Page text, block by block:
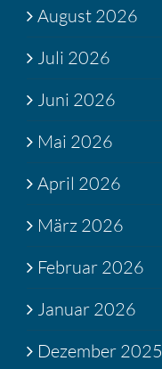
August 2026
Juli 2026
Juni 2026
Mai 2026
April 2026
März 2026
Februar 2026
Januar 2026
Dezember 2025